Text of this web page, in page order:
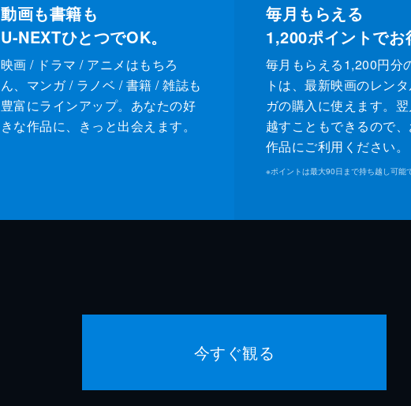
動画も書籍も
U-NEXTひとつでOK。
映画 / ドラマ / アニメはもちろ
ん、マンガ / ラノベ / 書籍 / 雑誌も
豊富にラインアップ。あなたの好
きな作品に、きっと出会えます。
毎月もらえる
1,200ポイントでお
毎月もらえる1,200円分
トは、最新映画のレン
ガの購入に使えます。
越すこともできるので
作品にご利用ください。
※ポイントは最大90日まで持ち越し可能
今すぐ観る